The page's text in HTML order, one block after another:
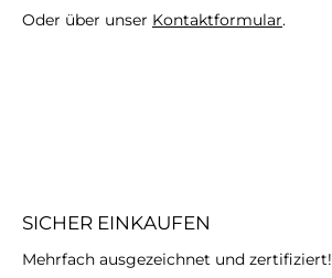
Oder über unser Kontaktformular.
SICHER EINKAUFEN
Mehrfach ausgezeichnet und zertifiziert!